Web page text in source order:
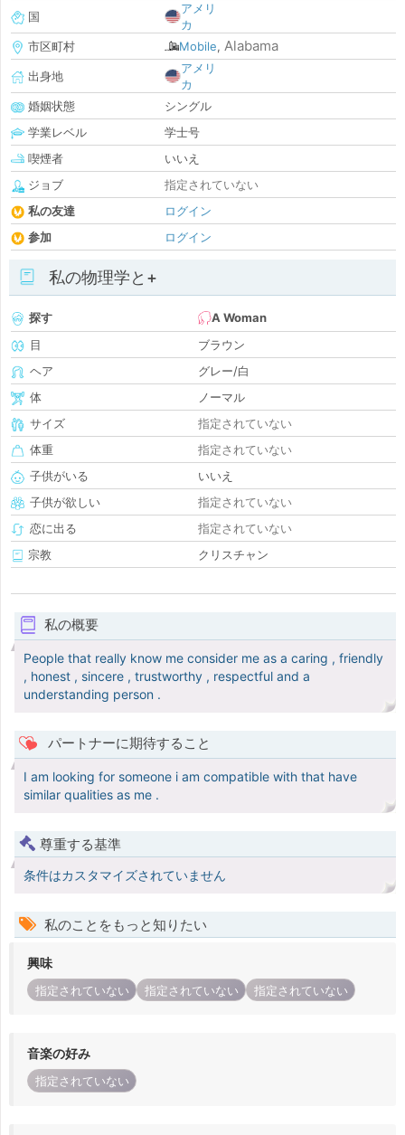
国
アメリ
カ
市区町村
Mobile, Alabama
出身地
アメリ
カ
婚姻状態
シングル
学業レベル
学士号
喫煙者
いいえ
ジョブ
指定されていない
私の友達
ログイン
参加
ログイン
私の物理学と+
探す
A Woman
目
ブラウン
ヘア
グレー/白
体
ノーマル
サイズ
指定されていない
体重
指定されていない
子供がいる
いいえ
子供が欲しい
指定されていない
恋に出る
指定されていない
宗教
クリスチャン
私の概要
People that really know me consider me as a caring , friendly
, honest , sincere , trustworthy , respectful and a
understanding person .
パートナーに期待すること
I am looking for someone i am compatible with that have
similar qualities as me .
尊重する基準
条件はカスタマイズされていません
私のことをもっと知りたい
興味
指定されていない 指定されていない 指定されていない
音楽の好み
指定されていない